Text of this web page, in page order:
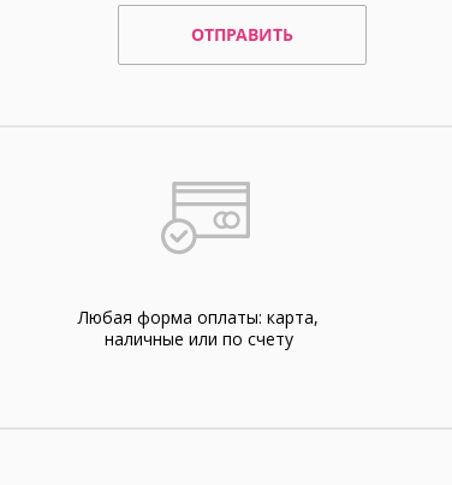
ОТПРАВИТЬ
Любая форма оплаты: карта,
наличные или по счету